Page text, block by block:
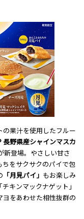
果汁を使用したフルー
長野県産シャインマスカ
新登場。やさしい甘さ
をサクサクのパイで包
「月見パイ」 もお楽しみ
キンマックナゲット」
をあわせた相性抜群の